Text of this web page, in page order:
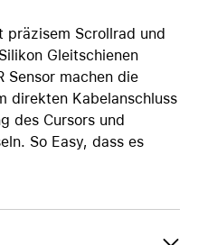
präzisem Scrollrad und
Gleitschienen
Sensor machen die
direkten Kabelanschluss
des Cursors und
So Easy, dass es